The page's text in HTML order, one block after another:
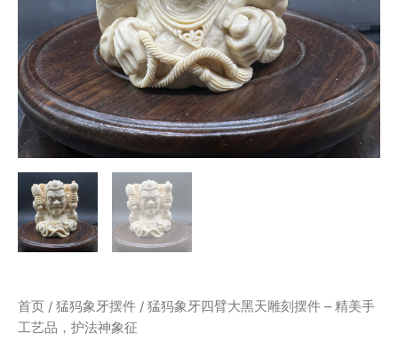
首页 / 猛犸象牙摆件 / 猛犸象牙四臂大黑天雕刻摆件 – 精美手
工艺品，护法神象征